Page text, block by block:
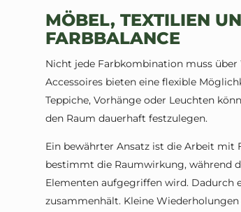
MÖBEL, TEXTILIEN
FARBBALANCE
Nicht jede Farbkombination muss
Accessoires bieten eine flexible
Teppiche, Vorhänge oder Leuchten
den Raum dauerhaft festzulegen.
Ein bewährter Ansatz ist die Arbeit mit
bestimmt die Raumwirkung, während
Elementen aufgegriffen wird. Dadurch
zusammenhält. Kleine